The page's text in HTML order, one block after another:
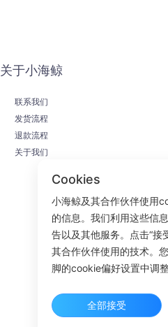
关于小海鲸
联系我们
发货流程
退款流程
关于我们
Cookies
小海鲸及其合作伙伴使用
的信息。我们利用这些信
告以及其他服务。点击“接
其合作伙伴使用的技术。
脚的cookie偏好设置中调整
全部接受